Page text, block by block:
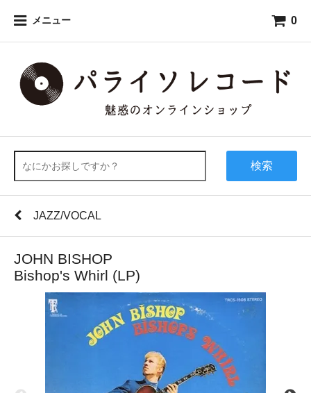
メニュー 0
検索
JAZZ/VOCAL
JOHN BISHOP
Bishop's Whirl (LP)